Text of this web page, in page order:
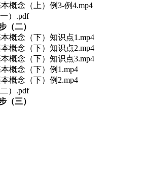
概念（上）例3-例4.mp4
）.pdf
（二）
概念（下）知识点1.mp4
概念（下）知识点2.mp4
概念（下）知识点3.mp4
概念（下）例1.mp4
概念（下）例2.mp4
）.pdf
（三）